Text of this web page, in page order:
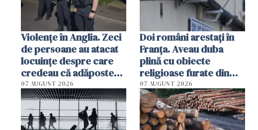
Violenţe în Anglia. Zeci
de persoane au atacat
locuinţe despre care
credeau că adăpostesc
solicitanţi de azil
07 AUGUST 2026
Doi români arestați în
Franța. Aveau duba
plină cu obiecte
religioase furate din
biserici și cimitire
07 AUGUST 2026